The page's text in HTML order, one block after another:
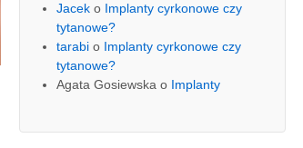
Jacek o Implanty cyrkonowe czy
tytanowe?
tarabi o Implanty cyrkonowe czy
tytanowe?
Agata Gosiewska o Implanty